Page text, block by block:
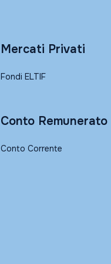
Mercati Privati
Fondi ELTIF
Conto Remunerato
Conto Corrente